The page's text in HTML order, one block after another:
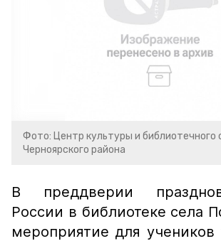
Фото: Центр культуры и библиотечного
Черноярского района
В преддверии
России в библиотеке села
мероприятие для учеников